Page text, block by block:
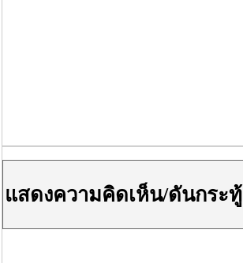
แสดงความคิดเห็น/ดันกระทู้